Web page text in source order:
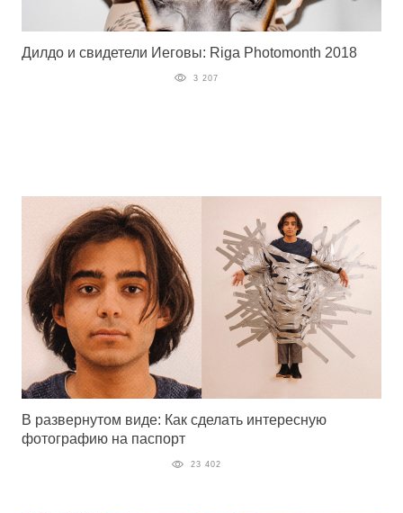
Дилдо и свидетели Иеговы: Riga Photomonth 2018
3 207
В развернутом виде: Как сделать интересную
фотографию на паспорт
23 402